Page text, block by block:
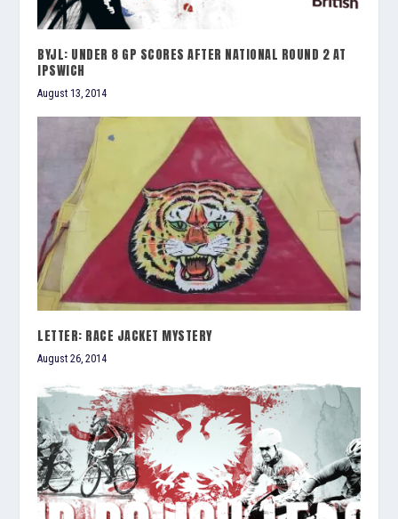
BYJL: UNDER 8 GP SCORES AFTER NATIONAL ROUND 2 AT
IPSWICH
August 13, 2014
LETTER: RACE JACKET MYSTERY
August 26, 2014